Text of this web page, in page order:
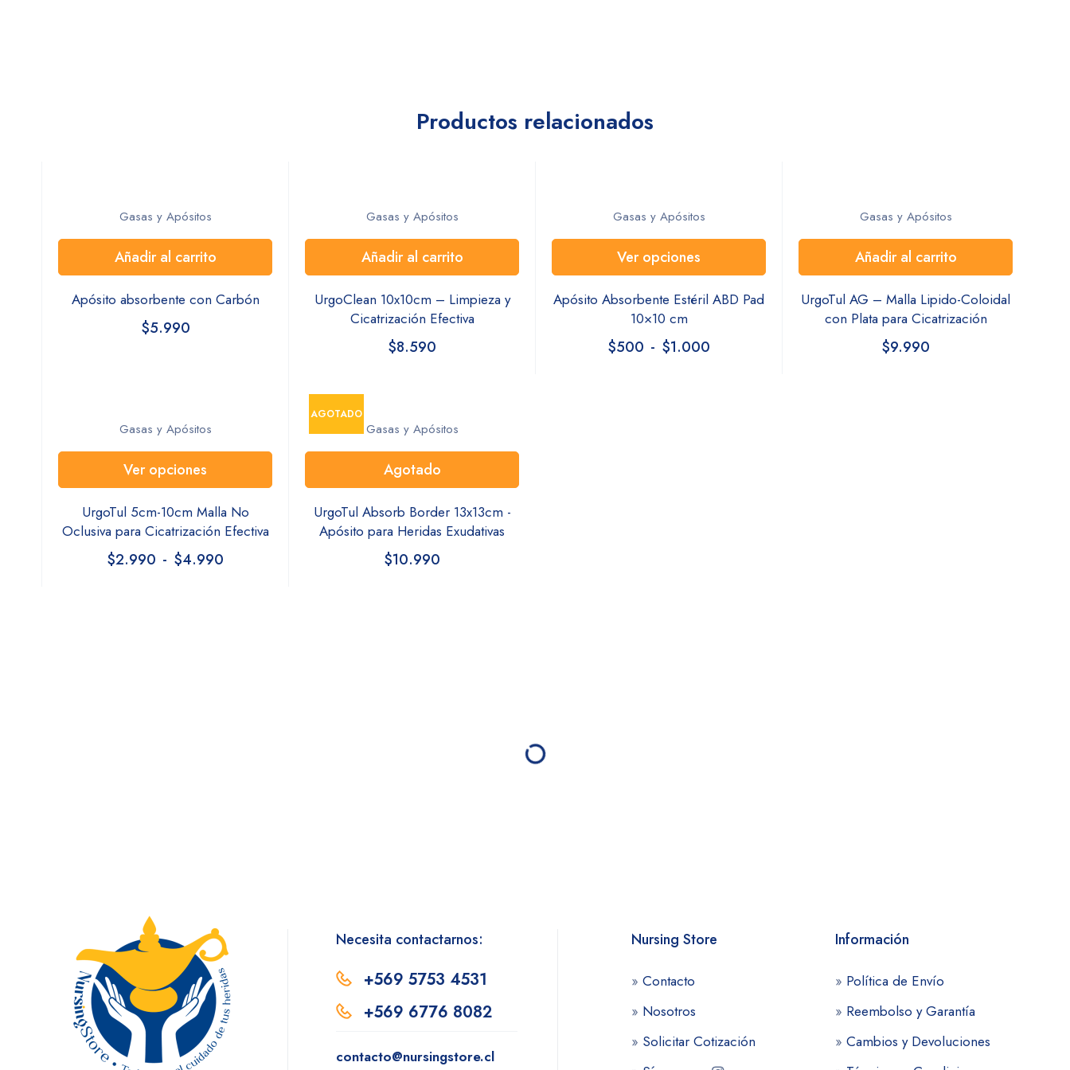
Productos relacionados
Gasas y Apósitos
Añadir al carrito
Apósito absorbente con Carbón
$5.990
Gasas y Apósitos
Añadir al carrito
UrgoClean 10x10cm – Limpieza y
Cicatrización Efectiva
$8.590
Gasas y Apósitos
Ver opciones
Apósito Absorbente Estéril ABD Pad
10×10 cm
$500 - $1.000
Gasas y Apósitos
Añadir al carrito
UrgoTul AG – Malla Lipido-Coloidal
con Plata para Cicatrización
$9.990
Gasas y Apósitos
Ver opciones
UrgoTul 5cm-10cm Malla No
Oclusiva para Cicatrización Efectiva
$2.990 - $4.990
AGOTADO
Gasas y Apósitos
Agotado
UrgoTul Absorb Border 13x13cm -
Apósito para Heridas Exudativas
$10.990
Necesita contactarnos:
+569 5753 4531
+569 6776 8082
contacto@nursingstore.cl
Nursing Store
» Contacto
» Nosotros
» Solicitar Cotización
Información
» Política de Envío
» Reembolso y Garantía
»Cambios y Devoluciones